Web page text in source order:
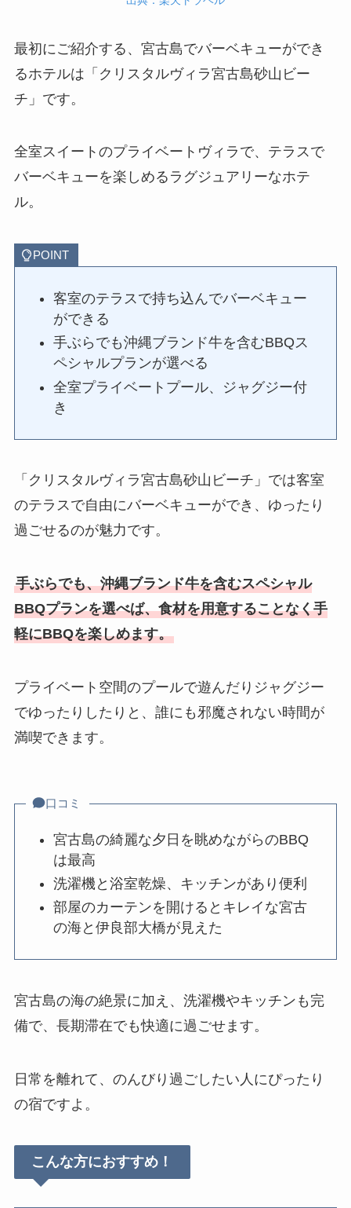
最初にご紹介する、宮古島でバーベキューができ
るホテルは「クリスタルヴィラ宮古島砂山ビー
チ」です。
全室スイートのプライベートヴィラで、テラスで
バーベキューを楽しめるラグジュアリーなホテ
ル。
POINT
客室のテラスで持ち込んでバーベキュー
ができる
手ぶらでも沖縄ブランド牛を含むBBQス
ペシャルプランが選べる
全室プライベートプール、ジャグジー付
き
「クリスタルヴィラ宮古島砂山ビーチ」では客室
のテラスで自由にバーベキューができ、ゆったり
過ごせるのが魅力です。
手ぶらでも、沖縄ブランド牛を含むスペシャル
BBQプランを選べば、食材を用意することなく手
軽にBBQを楽しめます。
プライベート空間のプールで遊んだりジャグジー
でゆったりしたりと、誰にも邪魔されない時間が
満喫できます。
口コミ
宮古島の綺麗な夕日を眺めながらのBBQ
は最高
洗濯機と浴室乾燥、キッチンがあり便利
部屋のカーテンを開けるとキレイな宮古
の海と伊良部大橋が見えた
宮古島の海の絶景に加え、洗濯機やキッチンも完
備で、長期滞在でも快適に過ごせます。
日常を離れて、のんびり過ごしたい人にぴったり
の宿ですよ。
こんな方におすすめ！